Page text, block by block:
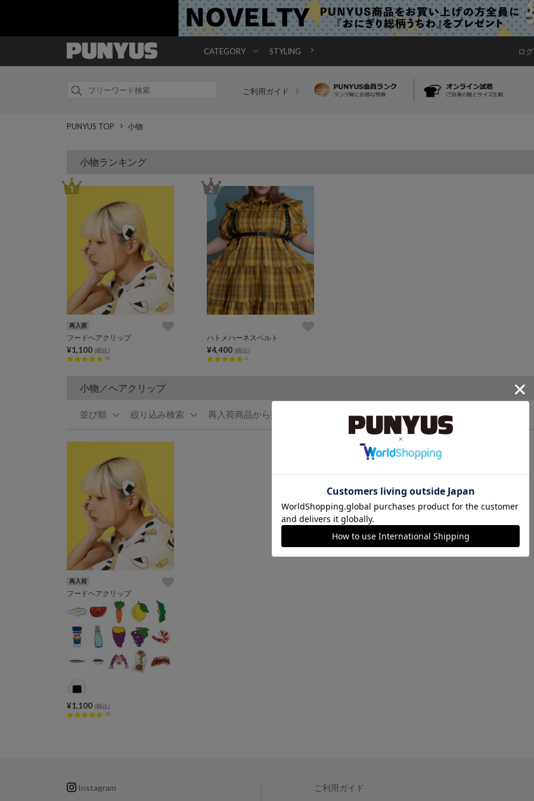
CATEGORY STYLING ロ
ご利用ガイド
PUNYUS TOP 小物
小物ランキング
1
再入荷
フードヘアクリップ
¥1,100 (税込)
40
2
ハトメハーネスベルト
¥4,400 (税込)
6
小物／ヘアクリップ
並び順 絞り込み検索 再入荷商品から探す
再入荷
フードヘアクリップ
¥1,100 (税込)
40
Instagram
ご利用ガイド